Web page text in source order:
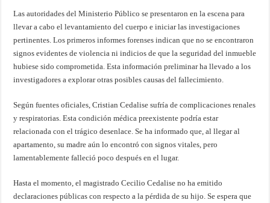
Las autoridades del Ministerio Público se presentaron en la escena para
llevar a cabo el levantamiento del cuerpo e iniciar las investigaciones
pertinentes. Los primeros informes forenses indican que no se encontraron
signos evidentes de violencia ni indicios de que la seguridad del inmueble
hubiese sido comprometida. Esta información preliminar ha llevado a los
investigadores a explorar otras posibles causas del fallecimiento.
Según fuentes oficiales, Cristian Cedalise sufría de complicaciones renales
y respiratorias. Esta condición médica preexistente podría estar
relacionada con el trágico desenlace. Se ha informado que, al llegar al
apartamento, su madre aún lo encontró con signos vitales, pero
lamentablemente falleció poco después en el lugar.
Hasta el momento, el magistrado Cecilio Cedalise no ha emitido
declaraciones públicas con respecto a la pérdida de su hijo. Se espera que